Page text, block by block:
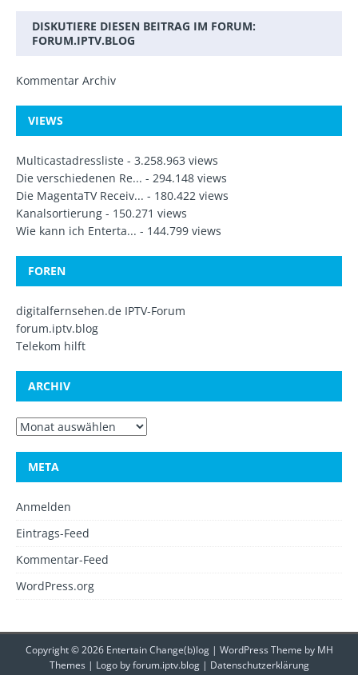
DISKUTIERE DIESEN BEITRAG IM FORUM:
FORUM.IPTV.BLOG
Kommentar Archiv
VIEWS
Multicastadressliste - 3.258.963 views
Die verschiedenen Re... - 294.148 views
Die MagentaTV Receiv... - 180.422 views
Kanalsortierung - 150.271 views
Wie kann ich Enterta... - 144.799 views
FOREN
digitalfernsehen.de IPTV-Forum
forum.iptv.blog
Telekom hilft
ARCHIV
META
Anmelden
Eintrags-Feed
Kommentar-Feed
WordPress.org
Copyright © 2026 Entertain Change(b)log | WordPress Theme by MH
Themes | Logo byforum.iptv.blog| Datenschutzerklärung